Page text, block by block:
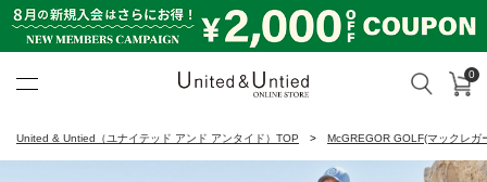
検索 カ
0
United & Untied（ユナイテッド アンド アンタイド）TOP McGREGOR GOLF(マックレガ